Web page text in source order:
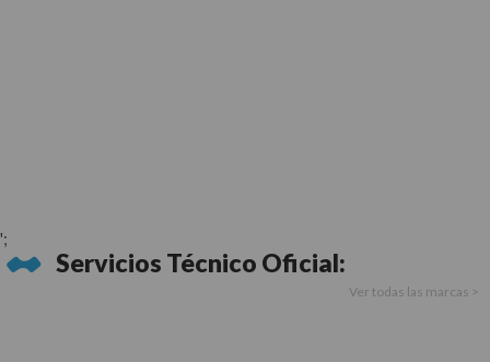
';
Servicios Técnico Oficial:
Ver todas las marcas >